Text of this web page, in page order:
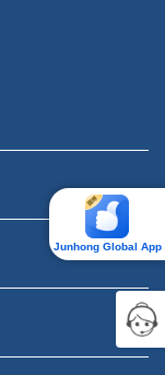
Junhong Global App